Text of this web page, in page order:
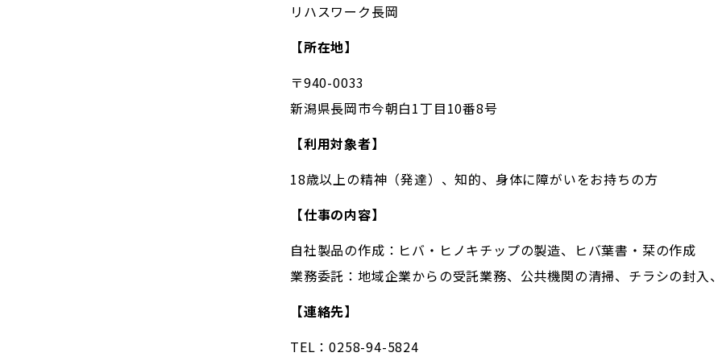
リハスワーク長岡
【所在地】
〒940-0033
新潟県長岡市今朝白1丁目10番8号
【利用対象者】
18歳以上の精神（発達）、知的、身体に障がいをお持ちの方
【仕事の内容】
自社製品の作成：ヒバ・ヒノキチップの製造、ヒバ葉書・栞の作成
業務委託：地域企業からの受託業務、公共機関の清掃、チラシの封入
【連絡先】
TEL：0258-94-5824